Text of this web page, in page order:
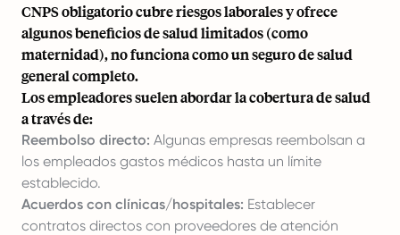
CNPS obligatorio cubre riesgos laborales y ofrece
algunos beneficios de salud limitados (como
maternidad), no funciona como un seguro de salud
general completo.
Los empleadores suelen abordar la cobertura de salud
a través de:
Reembolso directo: Algunas empresas reembolsan a
los empleados gastos médicos hasta un límite
establecido.
Acuerdos con clínicas/hospitales: Establecer
contratos directos con proveedores de atención